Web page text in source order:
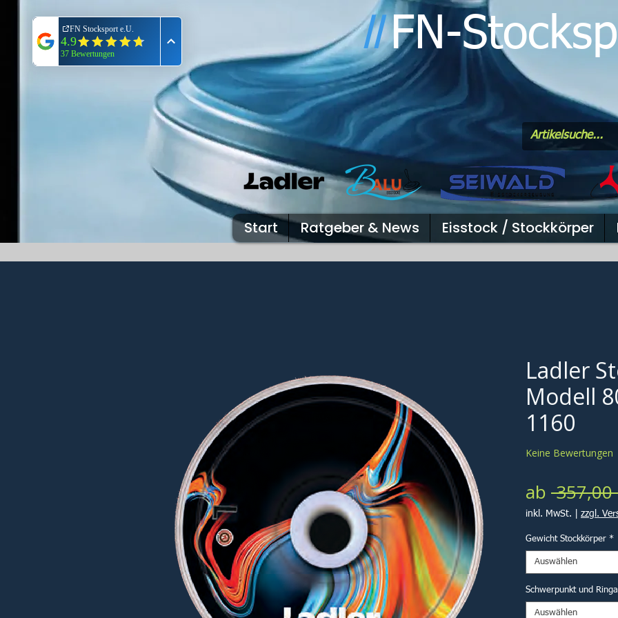
llFN-
Start Ratgeber & News Eisstock / Stockkörper
Ladler
Modell
1160
Keine Bewertungen
ab 357,00
inkl. MwSt. zzgl.
Gewicht Stockkörper *
Auswählen
Schwerpunkt und
Auswählen